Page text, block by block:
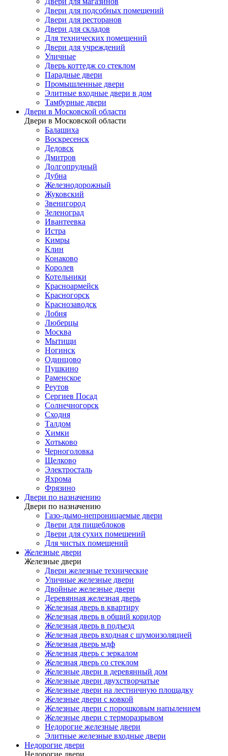
Двери для подсобных помещений
Двери для ресторанов
Двери для складов
Для технических помещений
Двери для учреждений
Уличные
Дверь коттедж со стеклом
Парадные двери
Промышленные двери
Элитные входные двери в дом
Тамбурные двери
Двери в Московской области
Двери в Московской области
Балашиха
Воскресенск
Дедовск
Дмитров
Долгопрудный
Дубна
Железнодорожный
Жуковский
Звенигород
Зеленоград
Ивантеевка
Истра
Кимры
Клин
Конаково
Королев
Котельники
Красноармейск
Красногорск
Краснозаводск
Лобня
Люберцы
Москва
Мытищи
Ногинск
Одинцово
Пушкино
Раменское
Реутов
Сергиев Посад
Солнечногорск
Сходня
Талдом
Химки
Хотьково
Черноголовка
Щелково
Электросталь
Яхрома
Фрязино
Двери по назначению
Двери по назначению
Газо-дымо-непроницаемые двери
Двери для пищеблоков
Двери для сухих помещений
Для чистых помещений
Железные двери
Железные двери
Двери железные технические
Уличные железные двери
Двойные железные двери
Деревянная железная дверь
Железная дверь в квартиру
Железная дверь в общий коридор
Железная дверь в подъезд
Железная дверь входная с шумоизоляцией
Железная дверь мдф
Железная дверь с зеркалом
Железная дверь со стеклом
Железные двери в деревянный дом
Железные двери двухстворчатые
Железные двери на лестничную площадку
Железные двери с ковкой
Железные двери с порошковым напылением
Железные двери с терморазрывом
Недорогие железные двери
Элитные железные входные двери
Недорогие двери